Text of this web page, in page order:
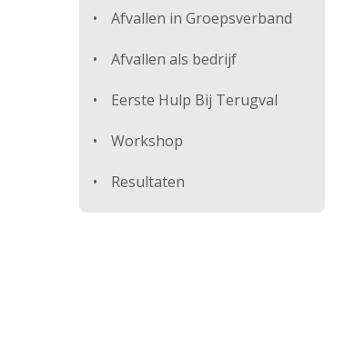
Afvallen in Groepsverband
Afvallen als bedrijf
Eerste Hulp Bij Terugval
Workshop
Resultaten